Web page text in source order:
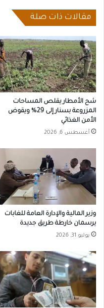
مقالات ذات صلة
شح الأمطار يقلص المساحات
المزروعة بسنار إلى 29% ويقوض
الأمن الغذائي
أغسطس 6, 2026
وزير المالية والإدارة العامة للغابات
يرسمان خارطة طريق جديدة
يوليو 31, 2026